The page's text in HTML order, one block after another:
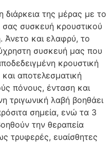
διάρκεια της μέρας με το
συσκευή κρουστικού
Άνετο και ελαφρύ, το
συσκευή μας που
κρουστική
αποτελεσματική
πόνους, ένταση και
τριγωνική λαβή βοηθάει
σημεία, ενώ τα 3
την θεραπεία
τρυφερές, ευαίσθητες